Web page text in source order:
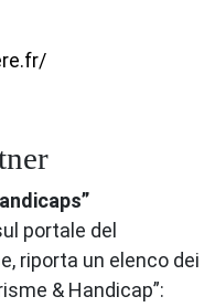
portale del
riporta un elenco dei
& Handicap”: